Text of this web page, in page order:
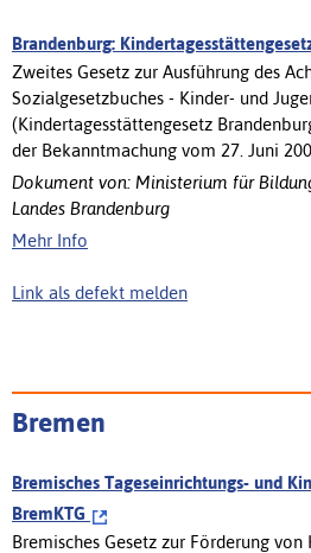
Brandenburg:
Zweites Gesetz zur Ausführung des
Sozialgesetzbuches - Kinder- und
(Kindertagesstättengesetz
der Bekanntmachung vom 27. Juni
Dokument von: Ministerium für
Landes Brandenburg
Mehr Info
Link als defekt melden
Bremen
Bremisches Tageseinrichtungs- und
BremKTG
Bremisches Gesetz zur Förderung von